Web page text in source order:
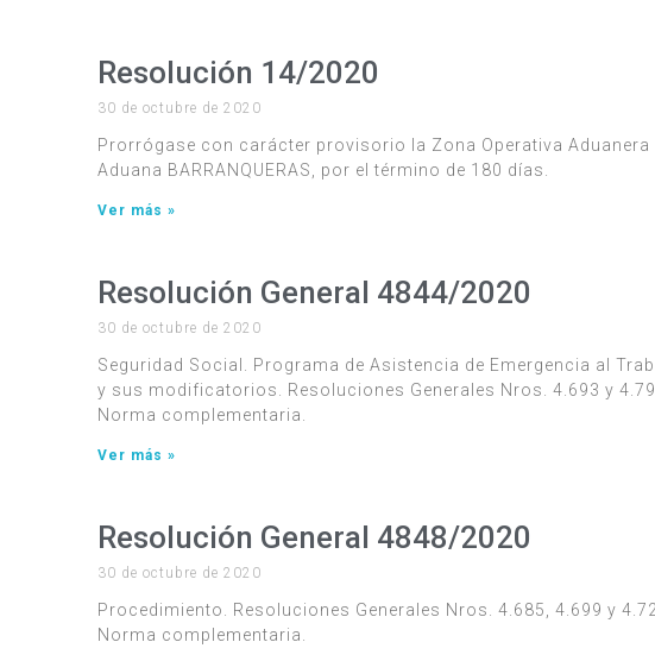
Resolución 14/2020
30 de octubre de 2020
Prorrógase con carácter provisorio la Zona Operativa Aduanera
Aduana BARRANQUERAS, por el término de 180 días.
Ver más »
Resolución General 4844/2020
30 de octubre de 2020
Seguridad Social. Programa de Asistencia de Emergencia al
y sus modificatorios. Resoluciones Generales Nros. 4.693 y
Norma complementaria.
Ver más »
Resolución General 4848/2020
30 de octubre de 2020
Procedimiento. Resoluciones Generales Nros. 4.685, 4.699 y
Norma complementaria.